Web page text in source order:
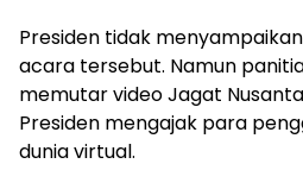
Presiden tidak
acara tersebut. Namun
memutar video Jagat
Presiden mengajak para
dunia virtual.